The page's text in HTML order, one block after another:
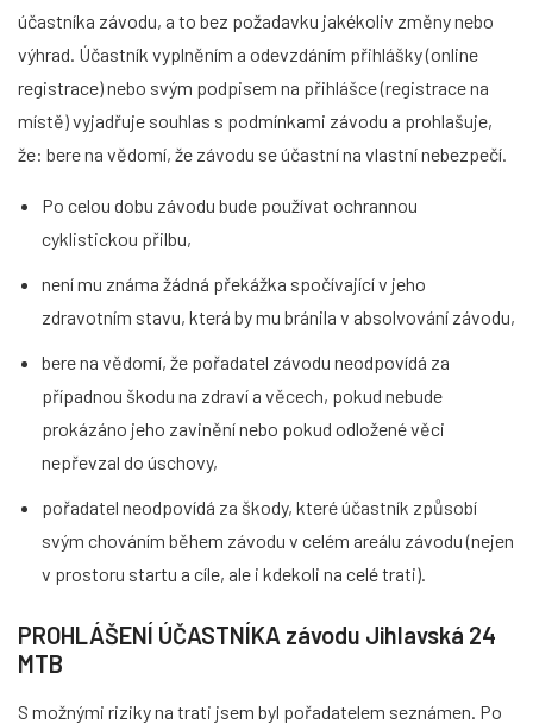
účastníka závodu, a to bez požadavku jakékoliv změny nebo
výhrad. Účastník vyplněním a odevzdáním přihlášky (online
registrace) nebo svým podpisem na přihlášce (registrace na
místě) vyjadřuje souhlas s podmínkami závodu a prohlašuje,
že: bere na vědomí, že závodu se účastní na vlastní nebezpečí.
Po celou dobu závodu bude používat ochrannou
cyklistickou přilbu,
není mu známa žádná překážka spočívající v jeho
zdravotním stavu, která by mu bránila v absolvování závodu,
bere na vědomí, že pořadatel závodu neodpovídá za
případnou škodu na zdraví a věcech, pokud nebude
prokázáno jeho zavinění nebo pokud odložené věci
nepřevzal do úschovy,
pořadatel neodpovídá za škody, které účastník způsobí
svým chováním během závodu v celém areálu závodu (nejen
v prostoru startu a cíle, ale i kdekoli na celé trati).
PROHLÁŠENÍ ÚČASTNÍKA závodu Jihlavská 24
MTB
S možnými riziky na trati jsem byl pořadatelem seznámen. Po